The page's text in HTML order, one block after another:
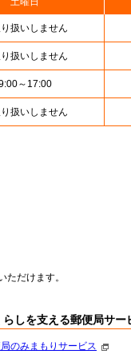
扱いしません
扱いしません
～17:00
扱いしません
だけます。
らしを支える郵便局サー
のみまもりサービス